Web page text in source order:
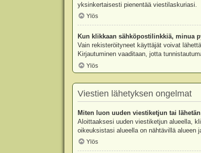
yksinkertaisesti pienentää viestilaskuriasi.
Ylös
Kun klikkaan sähköpostilinkkiä, minua
Vain rekisteröityneet käyttäjät voivat
Kirjautuminen vaaditaan, jotta
Ylös
Viestien lähetyksen ongelmat
Miten luon uuden viestiketjun tai
Aloittaaksesi uuden viestiketjun alueella,
oikeuksistasi alueella on nähtävillä alueen
Ylös